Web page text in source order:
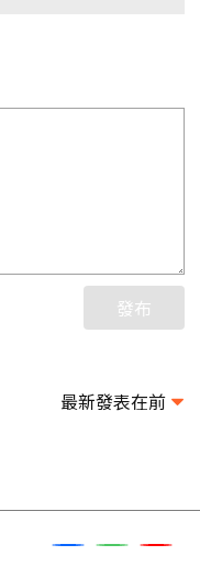
發布
最新發表在前